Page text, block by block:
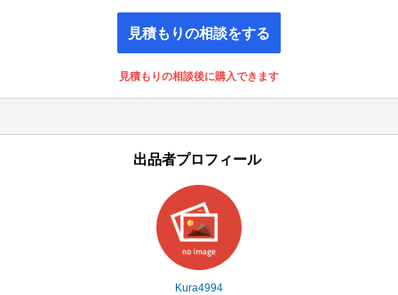
見積もりの相談をする
見積もりの相談後に購入できます
出品者プロフィール
Kura4994